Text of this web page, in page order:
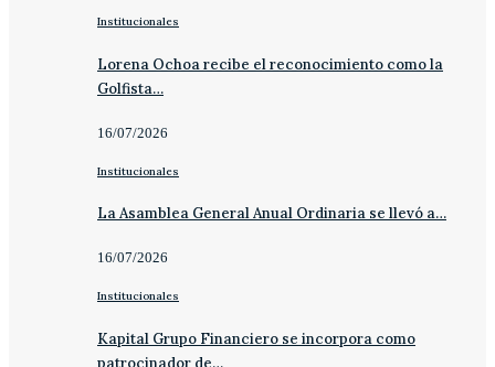
Institucionales
Lorena Ochoa recibe el reconocimiento como la
Golfista…
16/07/2026
Institucionales
La Asamblea General Anual Ordinaria se llevó a…
16/07/2026
Institucionales
Kapital Grupo Financiero se incorpora como
patrocinador de…